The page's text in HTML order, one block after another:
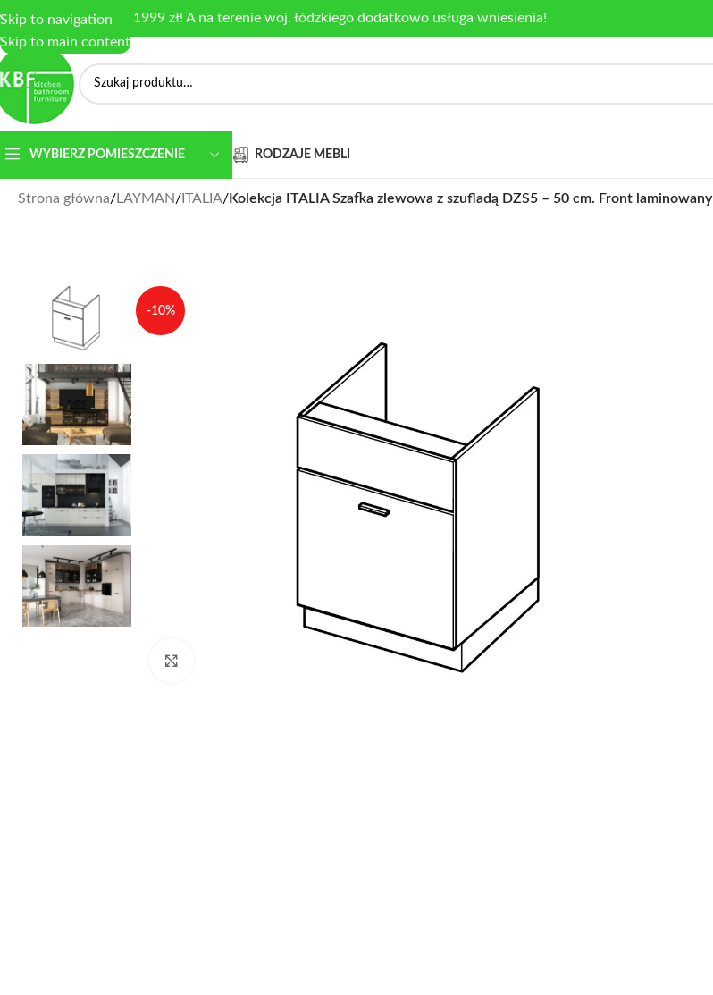
Skip to navigation
Skip to main content
dostawa od 1999 zł! A na terenie woj. łódzkiego dodatkowo usługa wniesienia!
WYBIERZ POMIESZCZENIE RODZAJE MEBLI
Strona główna/LAYMAN/ ITALIA/Kolekcja ITALIA Szafka zlewowa z szufladą DZS5 – 50 cm. Front laminowany
-10%